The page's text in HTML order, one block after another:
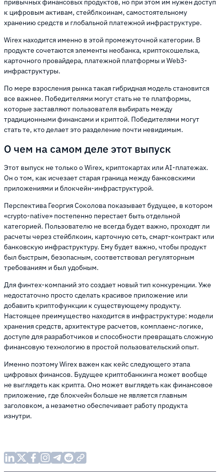
привычных финансовых продуктов, но при этом им нужен доступ
к цифровым активам, стейблкоинам, самостоятельному
хранению средств и глобальной платежной инфраструктуре.
Wirex находится именно в этой промежуточной категории. В
продукте сочетаются элементы необанка, криптокошелька,
карточного провайдера, платежной платформы и Web3-
инфраструктуры.
По мере взросления рынка такая гибридная модель становится
все важнее. Победителями могут стать не те платформы,
которые заставляют пользователя выбирать между
традиционными финансами и криптой. Победителями могут
стать те, кто делает это разделение почти невидимым.
О чем на самом деле этот выпуск
Этот выпуск не только о Wirex, криптокартах или AI-платежах.
Он о том, как исчезает старая граница между банковскими
приложениями и блокчейн-инфраструктурой.
Перспектива Георгия Соколова показывает будущее, в котором
«crypto-native» постепенно перестает быть отдельной
категорией. Пользователю не всегда будет важно, проходят ли
расчеты через стейблкоин, карточную сеть, смарт-контракт или
банковскую инфраструктуру. Ему будет важно, чтобы продукт
был быстрым, безопасным, соответствовал регуляторным
требованиям и был удобным.
Для финтех-компаний это создает новый тип конкуренции. Уже
недостаточно просто сделать красивое приложение или
добавить криптофункции к существующему продукту.
Настоящее преимущество находится в инфраструктуре: модели
хранения средств, архитектуре расчетов, комплаенс-логике,
доступе для разработчиков и способности превращать сложную
финансовую технологию в простой пользовательский опыт.
Именно поэтому Wirex важен как кейс следующего этапа
цифровых финансов. Будущее криптобанкинга может вообще
не выглядеть как крипта. Оно может выглядеть как финансовое
приложение, где блокчейн больше не является главным
заголовком, а незаметно обеспечивает работу продукта
изнутри.